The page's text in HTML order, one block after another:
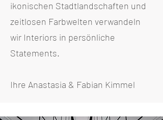
ikonischen Stadtlandschaften und
zeitlosen Farbwelten verwandeln
wir Interiors in persönliche
Statements.
Ihre Anastasia & Fabian Kimmel